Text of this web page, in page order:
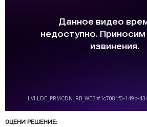
ОЦЕНИ РЕШЕНИЕ: